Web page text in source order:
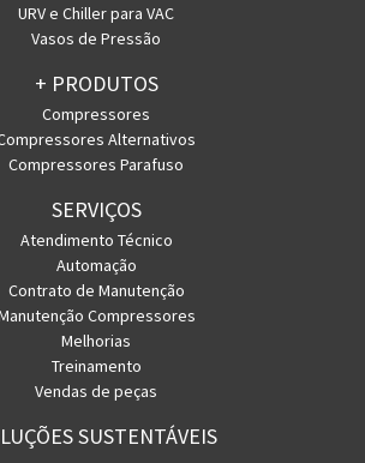
URV e Chiller para VAC
Vasos de Pressão
+ PRODUTOS
Compressores
Alternativos
Compressores Parafuso
SERVIÇOS
Atendimento Técnico
Automação
Contrato de Manutenção
Compressores
Melhorias
Treinamento
Vendas de peças
SUSTENTÁVEIS